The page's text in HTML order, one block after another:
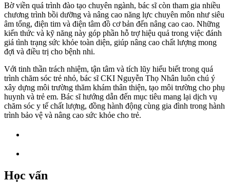
Bờ viền quá trình đào tạo chuyên ngành, bác sĩ còn tham gia nhiều
chương trình bồi dưỡng và nâng cao năng lực chuyên môn như siêu
âm tổng, điện tim và điện tâm đồ cơ bản đến nâng cao cao. Những
kiến ​​thức và kỹ năng này góp phần hỗ trợ hiệu quả trong việc đánh
giá tình trạng sức khỏe toàn diện, giúp nâng cao chất lượng mong
đợi và điều trị cho bệnh nhi.
Với tinh thần trách nhiệm, tận tâm và tích lũy hiểu biết trong quá
trình chăm sóc trẻ nhỏ, bác sĩ CKI Nguyễn Thọ Nhân luôn chú ý
xây dựng môi trường thăm khám thân thiện, tạo môi trường cho phụ
huynh và trẻ em. Bác sĩ hướng dẫn đến mục tiêu mang lại dịch vụ
chăm sóc y tế chất lượng, đồng hành động cùng gia đình trong hành
trình bảo vệ và nâng cao sức khỏe cho trẻ.
Học vấn